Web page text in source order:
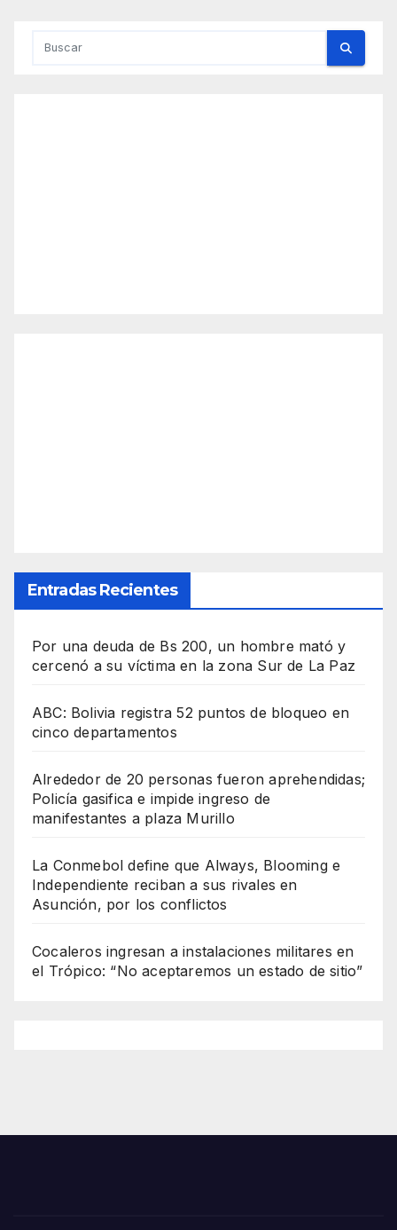
Entradas Recientes
Por una deuda de Bs 200, un hombre mató y
cercenó a su víctima en la zona Sur de La Paz
ABC: Bolivia registra 52 puntos de bloqueo en
cinco departamentos
Alrededor de 20 personas fueron aprehendidas;
Policía gasifica e impide ingreso de
manifestantes a plaza Murillo
La Conmebol define que Always, Blooming e
Independiente reciban a sus rivales en
Asunción, por los conflictos
Cocaleros ingresan a instalaciones militares en
el Trópico: “No aceptaremos un estado de sitio”